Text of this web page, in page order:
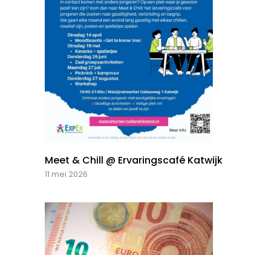
Meet & Chill @ Ervaringscafé Katwijk
11 mei 2026